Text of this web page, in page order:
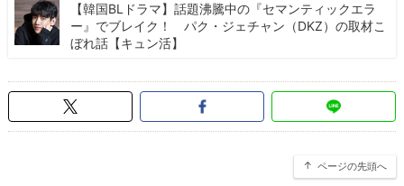
【韓国BLドラマ】話題沸騰中の『セマンティックエラ
ー』でブレイク！ パク・ジェチャン（DKZ）の取材こ
ぼれ話【キュン活】
ページの先頭へ